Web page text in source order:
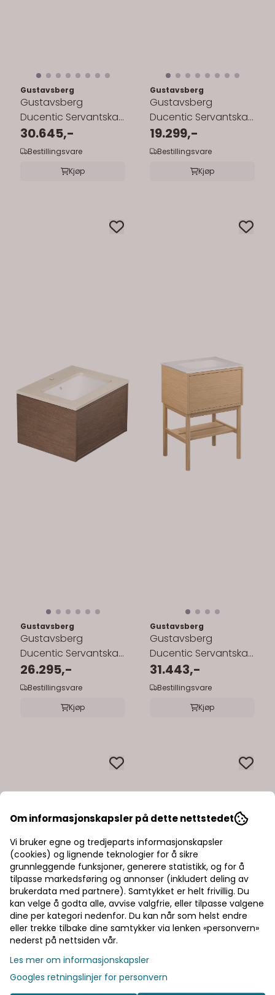
Gustavsberg
Gustavsberg
Ducentic Servantskap
100 cm med Polar
Grey Benkeplate og ...
30.645,-
Bestillingsvare
Kjøp
Gustavsberg
Gustavsberg
Ducentic Servantskap
100 cm med
Porselensservant
19.299,-
Bestillingsvare
Kjøp
Gustavsberg
Gustavsberg
Ducentic Servantskap
60 cm med Beige
Royal Benkeplate og
26.295,-
Bestillingsvare
Kjøp
Gustavsberg
Gustavsberg
Ducentic Servantskap
60 cm med
31.443,-
Bestillingsvare
Kjøp
Om informasjonskapsler på dette nettstedet
Vi bruker egne og tredjeparts informasjonskapsler
(cookies) og lignende teknologier for å sikre
grunnleggende funksjoner, generere statistikk, og for å
tilpasse markedsføring og annonser (inkludert deling av
brukerdata med partnere). Samtykket er helt frivillig. Du
kan velge å godta alle, avvise valgfrie, eller tilpasse valgene
dine per kategori nedenfor. Du kan når som helst endre
eller trekke tilbake dine samtykker via lenken «personvern»
nederst på nettsiden vår.
Les mer om informasjonskapsler
Googles retningslinjer for personvern